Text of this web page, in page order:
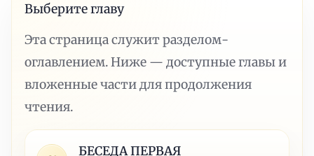
Выберите главу
Эта страница служит разделом-
оглавлением. Ниже — доступные главы и
вложенные части для продолжения
чтения.
БЕСЕДА ПЕРВАЯ